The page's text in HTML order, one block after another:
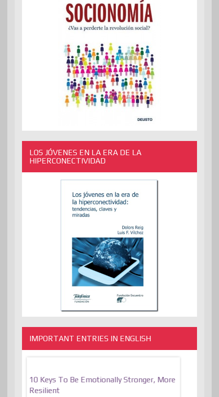
LOS JÓVENES EN LA ERA DE LA
HIPERCONECTIVIDAD
IMPORTANT ENTRIES IN ENGLISH
10 Keys To Be Emotionally Stronger, More
Resilient